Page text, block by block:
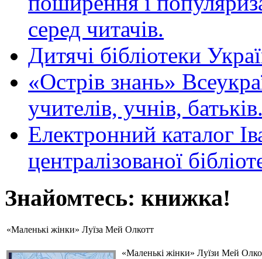
серед читачів.
Дитячі бібліотеки
«Острів знань»
учителів, учнів,
Електронний каталог
централізованої
Знайомтесь: книжка!
«Маленькі жінки» Луїза Мей Олкотт
«Маленькі жінки» Луїзи Мей